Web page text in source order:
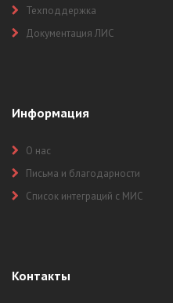
Техподдержка
Документация ЛИС
Информация
О нас
Письма и благодарности
Список интеграций с МИС
Контакты